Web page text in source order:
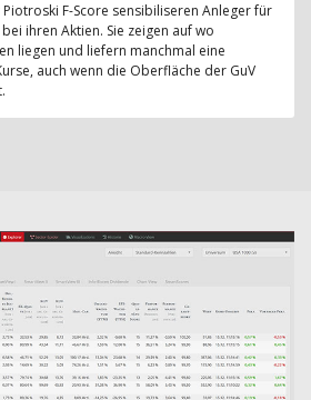
F-Score sensibiliseren Anleger für
ihren Aktien. Sie zeigen auf wo
liegen und liefern manchmal eine
auch wenn die Oberfläche der GuV